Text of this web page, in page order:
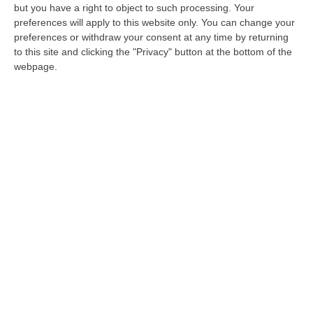
but you have a right to object to such processing. Your
preferences will apply to this website only. You can change your
preferences or withdraw your consent at any time by returning
to this site and clicking the "Privacy" button at the bottom of the
webpage.
Incendio Al Policlinico Gemelli, Evacuati Diversi Pazienti
“Un incendio è divampato nella centrale elettrica adiacente al centro
dialisi del Policlinico Gemelli di Roma. Tutti i pazienti sono stati t…
08 Agosto, 16:37